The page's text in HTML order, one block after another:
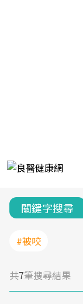
關鍵字搜尋
#被咬
共7筆搜尋結果